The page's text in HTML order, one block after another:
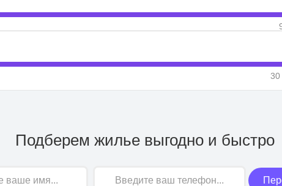
30
Подберем жилье выгодно и быстро